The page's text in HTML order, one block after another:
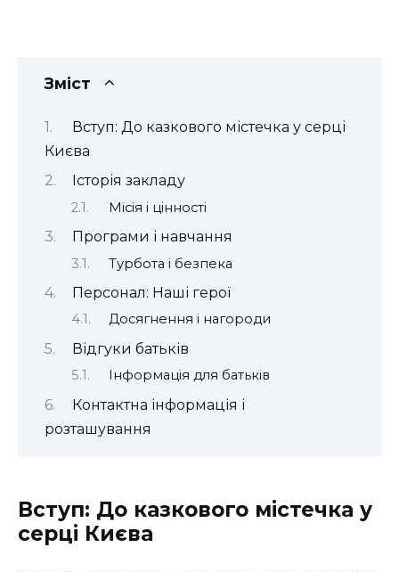
Зміст
Вступ: До казкового містечка у серці
Києва
Історія закладу
Місія і цінності
Програми і навчання
Турбота і безпека
Персонал: Наші герої
Досягнення і нагороди
Відгуки батьків
Інформація для батьків
Контактна інформація і
розташування
Вступ: До казкового містечка у
серці Києва